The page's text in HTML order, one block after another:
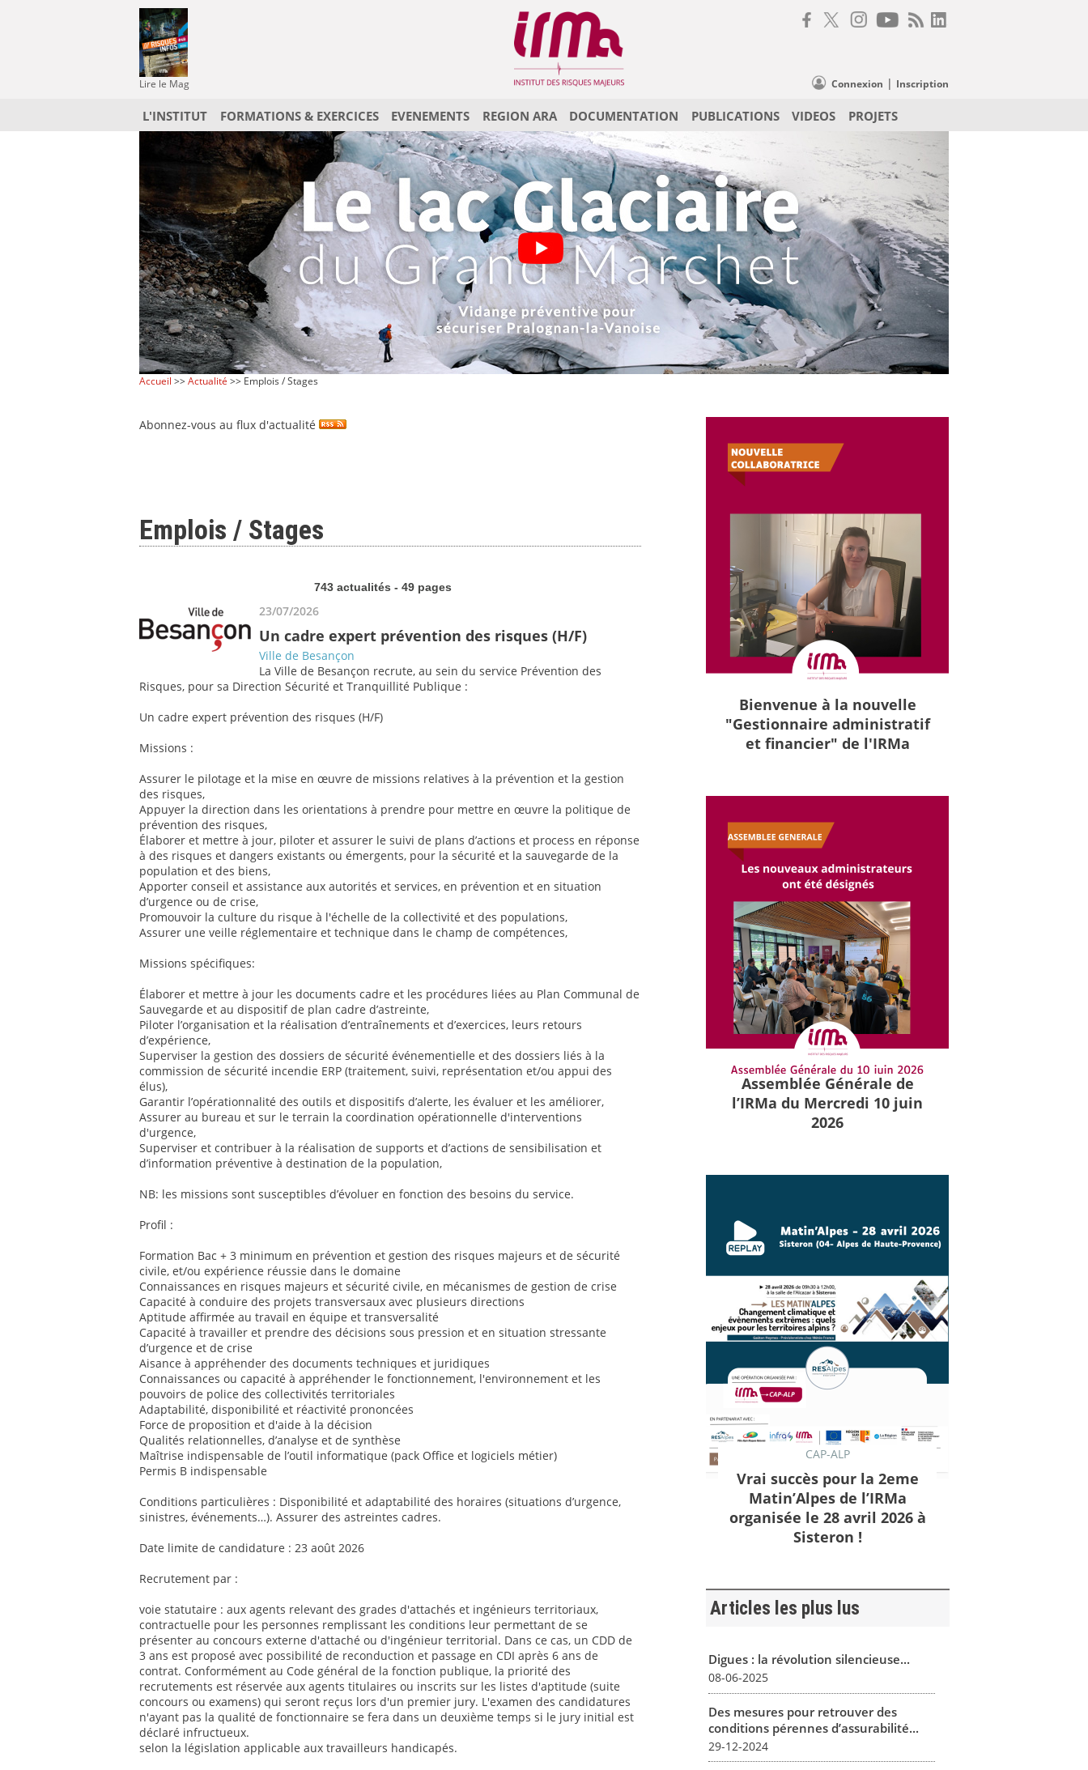
Lire le Mag Connexion | Inscription
L'INSTITUT FORMATIONS & EXERCICES EVENEMENTS REGION ARA DOCUMENTATION PUBLICATIONS VIDEOS PROJETS
Accueil >>Actualité >> Emplois / Stages
Abonnez-vous au flux d'actualité
Emplois / Stages
743 actualités - 49 pages
23/07/2026
Un cadre expert prévention des risques (H/F)
Ville de Besançon
La Ville de Besançon recrute, au sein du service Prévention des
Risques, pour sa Direction Sécurité et Tranquillité Publique :
Un cadre expert prévention des risques (H/F)
Missions :
Assurer le pilotage et la mise en œuvre de missions relatives à la prévention et la gestion
des risques,
Appuyer la direction dans les orientations à prendre pour mettre en œuvre la politique de
prévention des risques,
Élaborer et mettre à jour, piloter et assurer le suivi de plans d’actions et process en réponse
à des risques et dangers existants ou émergents, pour la sécurité et la sauvegarde de la
population et des biens,
Apporter conseil et assistance aux autorités et services, en prévention et en situation
d’urgence ou de crise,
Promouvoir la culture du risque à l'échelle de la collectivité et des populations,
Assurer une veille réglementaire et technique dans le champ de compétences,
Missions spécifiques:
Élaborer et mettre à jour les documents cadre et les procédures liées au Plan Communal de
Sauvegarde et au dispositif de plan cadre d’astreinte,
Piloter l’organisation et la réalisation d’entraînements et d’exercices, leurs retours
d’expérience,
Superviser la gestion des dossiers de sécurité événementielle et des dossiers liés à la
commission de sécurité incendie ERP (traitement, suivi, représentation et/ou appui des
élus),
Garantir l’opérationnalité des outils et dispositifs d’alerte, les évaluer et les améliorer,
Assurer au bureau et sur le terrain la coordination opérationnelle d'interventions
d'urgence,
Superviser et contribuer à la réalisation de supports et d’actions de sensibilisation et
d’information préventive à destination de la population,
NB: les missions sont susceptibles d’évoluer en fonction des besoins du service.
Profil :
Formation Bac + 3 minimum en prévention et gestion des risques majeurs et de sécurité
civile, et/ou expérience réussie dans le domaine
Connaissances en risques majeurs et sécurité civile, en mécanismes de gestion de crise
Capacité à conduire des projets transversaux avec plusieurs directions
Aptitude affirmée au travail en équipe et transversalité
Capacité à travailler et prendre des décisions sous pression et en situation stressante
d’urgence et de crise
Aisance à appréhender des documents techniques et juridiques
Connaissances ou capacité à appréhender le fonctionnement, l'environnement et les
pouvoirs de police des collectivités territoriales
Adaptabilité, disponibilité et réactivité prononcées
Force de proposition et d'aide à la décision
Qualités relationnelles, d’analyse et de synthèse
Maîtrise indispensable de l’outil informatique (pack Office et logiciels métier)
Permis B indispensable
Conditions particulières : Disponibilité et adaptabilité des horaires (situations d’urgence,
sinistres, événements…). Assurer des astreintes cadres.
Date limite de candidature : 23 août 2026
Recrutement par :
voie statutaire : aux agents relevant des grades d'attachés et ingénieurs territoriaux,
contractuelle pour les personnes remplissant les conditions leur permettant de se
présenter au concours externe d'attaché ou d'ingénieur territorial. Dans ce cas, un CDD de
3 ans est proposé avec possibilité de reconduction et passage en CDI après 6 ans de
contrat. Conformément au Code général de la fonction publique, la priorité des
recrutements est réservée aux agents titulaires ou inscrits sur les listes d'aptitude (suite
concours ou examens) qui seront reçus lors d'un premier jury. L'examen des candidatures
n'ayant pas la qualité de fonctionnaire se fera dans un deuxième temps si le jury initial est
déclaré infructueux.
selon la législation applicable aux travailleurs handicapés.
Bienvenue à la nouvelle
"Gestionnaire administratif
et financier" de l'IRMa
Assemblée Générale de
l’IRMa du Mercredi 10 juin
2026
CAP-ALP
Vrai succès pour la 2eme
Matin’Alpes de l’IRMa
organisée le 28 avril 2026 à
Sisteron !
Articles les plus lus
Digues : la révolution silencieuse...
08-06-2025
Des mesures pour retrouver des
conditions pérennes d’assurabilité...
29-12-2024